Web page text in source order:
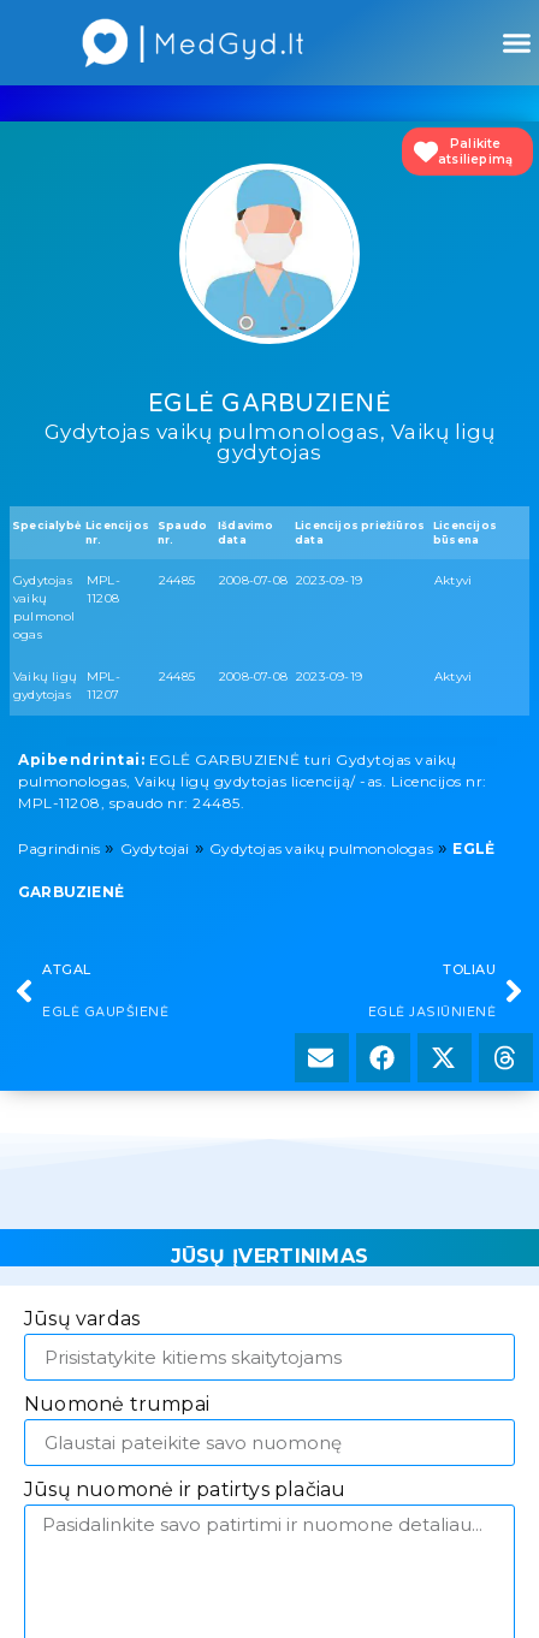
Palikite
atsiliepimą
EGLĖ GARBUZIENĖ
Gydytojas vaikų pulmonologas, Vaikų ligų
gydytojas
Specialybė Licencijos
nr.
Spaudo
nr.
Išdavimo
data
Licencijos priežiūros
data
Licencijos
būsena
Gydytojas
vaikų
pulmonol
ogas
MPL-
11208
24485 2008-07-08 2023-09-19 Aktyvi
Vaikų ligų
gydytojas
MPL-
11207
24485 2008-07-08 2023-09-19 Aktyvi
Apibendrintai: EGLĖ GARBUZIENĖ turi Gydytojas vaikų
pulmonologas, Vaikų ligų gydytojas licenciją/ -as. Licencijos nr:
MPL-11208, spaudo nr: 24485.
Pagrindinis » Gydytojai » Gydytojas vaikų pulmonologas» EGLĖ
GARBUZIENĖ
ATGAL
EGLĖ GAUPŠIENĖ
TOLIAU
EGLĖ JASIŪNIENĖ
JŪSŲ ĮVERTINIMAS
Jūsų vardas
Nuomonė trumpai
Jūsų nuomonė ir patirtys plačiau